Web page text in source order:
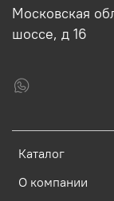
Каталог
О компании
Московская
шоссе, д 16